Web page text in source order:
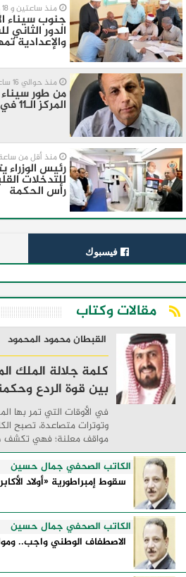
منذ ساعتين و 18 دقيقة
جنوب سيناء
الدور الثاني
والإعدادية
منذ حوالي 16 ساعة
من طور
المركز الـ11 في الإعلام التربوي والصحافة
منذ أقل من
رئيس الوزراء
للتدخلات
رأس الحكمة
فيسبوك
مقالات وكتاب
القبطان محمود المحمود
كلمة جلالة الملك
بين قوة الردع
في الأوقات التي تمر بها
وتوترات متصاعدة، تصبح
مواقف معلنة؛ فهي تكشف
إدارتها للأزمات، والحدود
الكاتب الصحفي جمال حسين
سقوط إمبراطورية «أولاد
الكاتب الصحفي جمال حسين
الاصطفاف الوطني واجب..